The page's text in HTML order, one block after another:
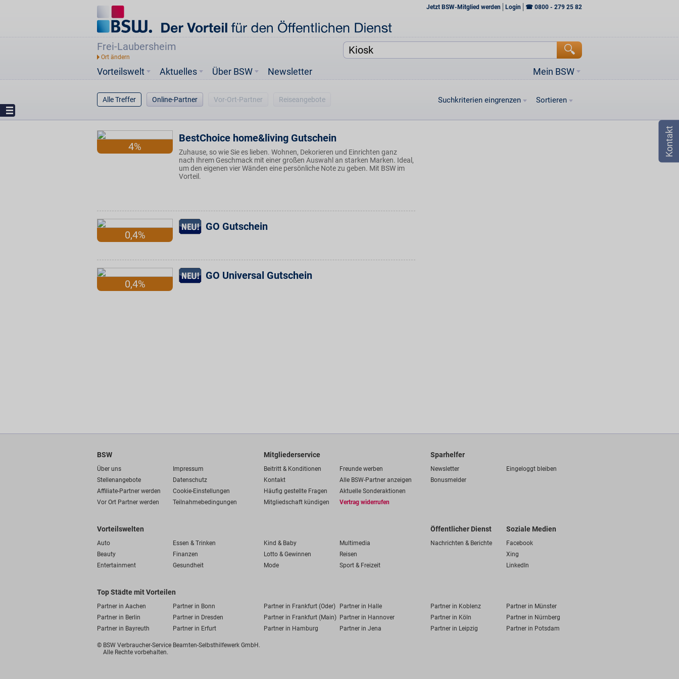
Jetzt BSW-Mitglied werden Login ☎ 0800 - 279 25 82
Frei-Laubersheim
Vorteilswelt Mein BSW
Aktuelles Über BSW Newsletter
Alle Treffer Online-Partner Vor-Ort-Partner Reiseangebote Suchkriterien eingrenzen Sortieren
4%
BestChoice home&living Gutschein
Zuhause, so wie Sie es lieben. Wohnen, Dekorieren und Einrichten ganz
nach Ihrem Geschmack mit einer großen Auswahl an starken Marken. Ideal,
um den eigenen vier Wänden eine persönliche Note zu geben. Mit BSW im
Vorteil.
0,4%
GO Gutschein
0,4%
GO Universal Gutschein
BSW
Über uns
Impressum
Stellenangebote
Datenschutz
Affiliate-Partner werden
Cookie-Einstellungen
Vor Ort Partner werden
Teilnahmebedingungen
Mitgliederservice
Beitritt & Konditionen
Freunde werben
Kontakt
Alle BSW-Partner anzeigen
Häufig gestellte Fragen
Aktuelle Sonderaktionen
Mitgliedschaft kündigen
Vertrag widerrufen
Sparhelfer
Newsletter
Eingeloggt bleiben
Bonusmelder
Vorteilswelten
Auto Essen & Trinken Kind & Baby
Multimedia
Beauty
Finanzen Lotto & Gewinnen
Reisen
Entertainment
Gesundheit Mode Sport & Freizeit
Öffentlicher Dienst
Nachrichten & Berichte
Soziale Medien
Facebook
Xing
LinkedIn
Top Städte mit Vorteilen
Partner in Aachen Partner in Bonn Partner in Frankfurt (Oder) Partner in Halle Partner in Koblenz
Partner in Münster
Partner in Berlin
Partner in Dresden Partner in Frankfurt (Main) Partner in Hannover Partner in Köln
Partner in Nürnberg
Partner in Bayreuth
Partner in Erfurt Partner in Hamburg Partner in Jena Partner in Leipzig Partner in Potsdam
© BSW Verbraucher-Service Beamten-Selbsthilfewerk GmbH.
Alle Rechte vorbehalten.